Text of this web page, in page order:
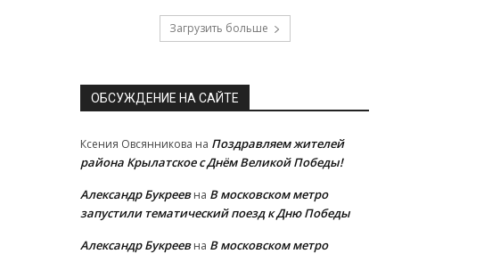
Загрузить больше
ОБСУЖДЕНИЕ НА САЙТЕ
Ксения Овсянникова на Поздравляем жителей
района Крылатское с Днём Великой Победы!
Александр Букреевна В московском метро
запустили тематический поезд к Дню Победы
Александр Букреевна В московском метро